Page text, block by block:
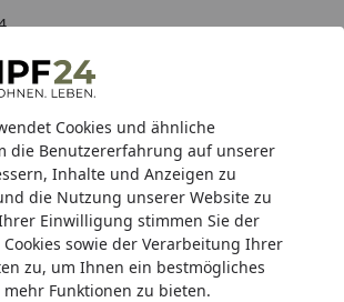
Cookies und ähnliche
die Benutzererfahrung auf unserer
Inhalte und Anzeigen zu
die Nutzung unserer Website zu
Einwilligung stimmen Sie der
sowie der Verarbeitung Ihrer
zu, um Ihnen ein bestmögliches
Funktionen zu bieten.
App Store
Hotline
gratis Sandfilteranlage & Pool-
(Gesamtwert bis 468,99€)